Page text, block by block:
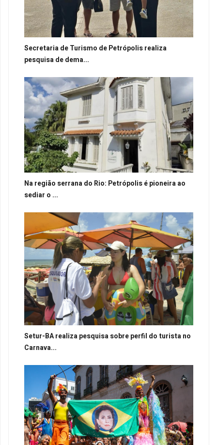
Secretaria de Turismo de Petrópolis realiza
pesquisa de dema...
Na região serrana do Rio: Petrópolis é pioneira ao
sediar o ...
Setur-BA realiza pesquisa sobre perfil do turista no
Carnava...